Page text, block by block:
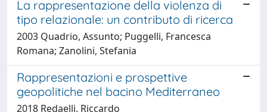
La rappresentazione della violenza di
tipo relazionale: un contributo di ricerca
2003 Quadrio, Assunto; Puggelli, Francesca
Romana; Zanolini, Stefania
Rappresentazioni e prospettive
geopolitiche nel bacino Mediterraneo
2018 Redaelli, Riccardo